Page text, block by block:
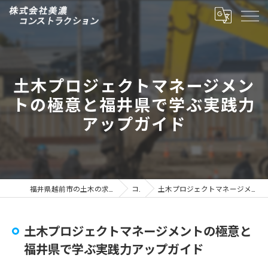
土木プロジェクトマネージメン
トの極意と福井県で学ぶ実践力
アップガイド
コラム 土木プロジェクトマネージメントの極意と福井県で学ぶ実践力アップガイド
土木プロジェクトマネージメントの極意と
福井県で学ぶ実践力アップガイド